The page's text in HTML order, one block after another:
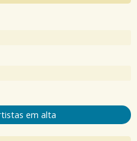
em alta